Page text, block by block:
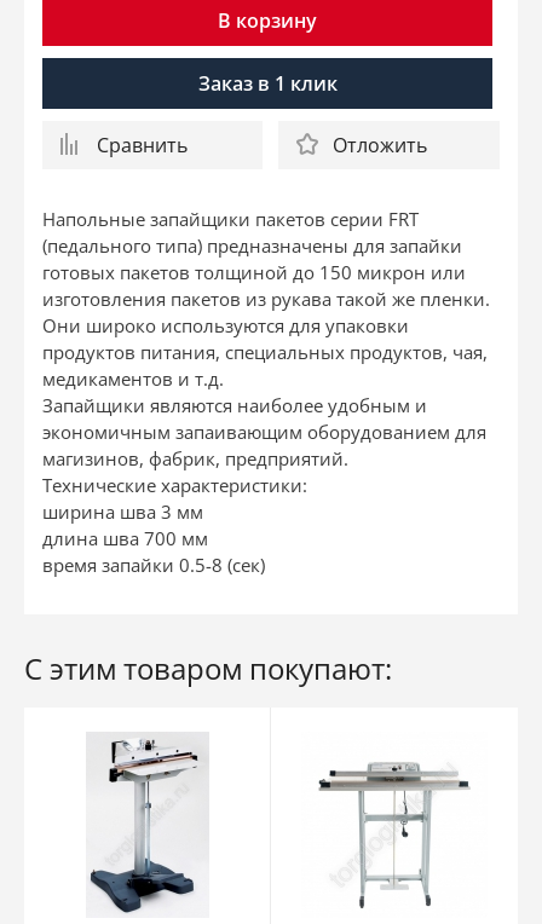
В корзину
Заказ в 1 клик
Сравнить Отложить
Напольные запайщики пакетов серии FRT
(педального типа) предназначены для запайки
готовых пакетов толщиной до 150 микрон или
изготовления пакетов из рукава такой же пленки.
Они широко используются для упаковки
продуктов питания, специальных продуктов, чая,
медикаментов и т.д.
Запайщики являются наиболее удобным и
экономичным запаивающим оборудованием для
магизинов, фабрик, предприятий.
Технические характеристики:
ширина шва 3 мм
длина шва 700 мм
время запайки 0.5-8 (сек)
С этим товаром покупают: